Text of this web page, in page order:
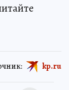
kp.ru